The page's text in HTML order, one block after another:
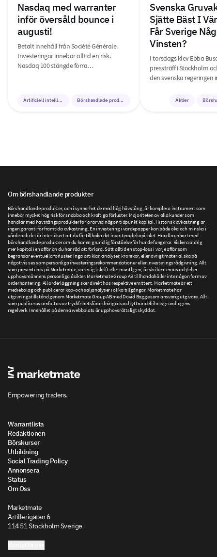
Nasdaq med warranter
inför översåld bounce i
augusti!
Betalt innehåll från Société Générale.
Investeringar innebär alltid en risk.
Nasdaq 100 stängde förra…
Artificiell intelligens Börshandlade produkter
Svenska
Sjätte Bäst I
Får Sverige
Vinsten?
I torsdags klev Ebba
pressträff i Stockholm
den svenska
Aktier
Om börshandlande produkter
Börshandlande produkter, och i synnerhet de med hög hävstång, är komplexa instrument som
innebär mycket hög risk för snabba och kraftiga förluster. Majoriteten av alla kunder som
handlar med hävstångsprodukter förlorar vid någon tidpunkt kapital. Historisk avkastning är
ingen garanti för framtida avkastning. En investering i värdepapper kan både öka och minska i
värde och det är inte säkert att du får tillbaka det investerade kapitalet. Handla enbart med
börshandlande produkter om du har en grundlig förståelse för hur de fungerar. Riskera aldrig
mer kapital i en affär än du har råd att förlora. Sätt alltid en stop-loss i varje affär som
begränsar eventuella förluster. Inga artiklar, analyser, krönikor, eller övrigt material ska på
något vis ses som personliga investeringsrekommendationer eller investeringsrådgivning. Allt
som presenteras på Marketmate, vare sig i skrift eller muntligen, är skribenternas och/eller
upphovsmännens personliga åsikter. Marketmate Group AB tillhandahåller inte någon form av
orderhantering. All orderläggning sker direkt hos respektive emittent. Marketmate är ett
mediebolag och publicerar köp- och säljanalyser i olika tillgångar. Marketmate har
utgivningstillstånd genom Marketmate Group AB med David Bagge som ansvarig utgivare. Allt
som publiceras omfattas av tryckfrihetsförordningens och yttrandefrihetsgrundlagens
regelverk. Innehållet på denna webbplats är upphovsrättsligt skyddat.
Empowering traders.
Warrantlista
Redaktionen
Börskurser
Utbildning
Social Trading Policy
Annonsera
Status
Om Oss
Marketmate
Artillerigatan 6
114 51 Stockholm Sverige